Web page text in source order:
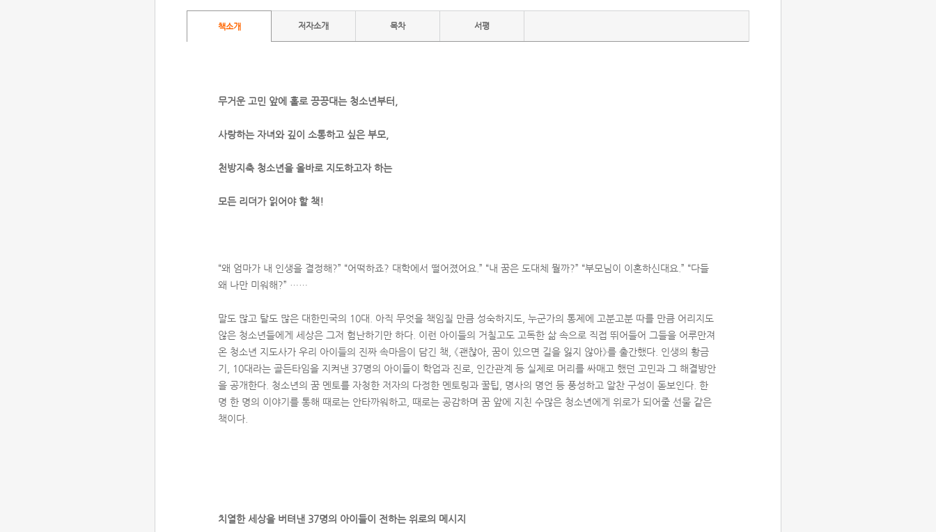
책소개 저자소개 목차 서평
무거운 고민 앞에 홀로 끙끙대는 청소년부터,
사랑하는 자녀와 깊이 소통하고 싶은 부모,
천방지축 청소년을 올바로 지도하고자 하는
모든 리더가 읽어야 할 책!
“왜 엄마가 내 인생을 결정해?” “어떡하죠? 대학에서 떨어졌어요.” “내 꿈은 도대체 뭘까?” “부모님이 이혼하신대요.” “다들
왜 나만 미워해?” ……
말도 많고 탈도 많은 대한민국의 10대. 아직 무엇을 책임질 만큼 성숙하지도, 누군가의 통제에 고분고분 따를 만큼 어리지도
않은 청소년들에게 세상은 그저 험난하기만 하다. 이런 아이들의 거칠고도 고독한 삶 속으로 직접 뛰어들어 그들을 어루만져
온 청소년 지도사가 우리 아이들의 진짜 속마음이 담긴 책, 《괜찮아, 꿈이 있으면 길을 잃지 않아》를 출간했다. 인생의 황금
기, 10대라는 골든타임을 지켜낸 37명의 아이들이 학업과 진로, 인간관계 등 실제로 머리를 싸매고 했던 고민과 그 해결방안
을 공개한다. 청소년의 꿈 멘토를 자청한 저자의 다정한 멘토링과 꿀팁, 명사의 명언 등 풍성하고 알찬 구성이 돋보인다. 한
명 한 명의 이야기를 통해 때로는 안타까워하고, 때로는 공감하며 꿈 앞에 지친 수많은 청소년에게 위로가 되어줄 선물 같은
책이다.
치열한 세상을 버텨낸 37명의 아이들이 전하는 위로의 메시지